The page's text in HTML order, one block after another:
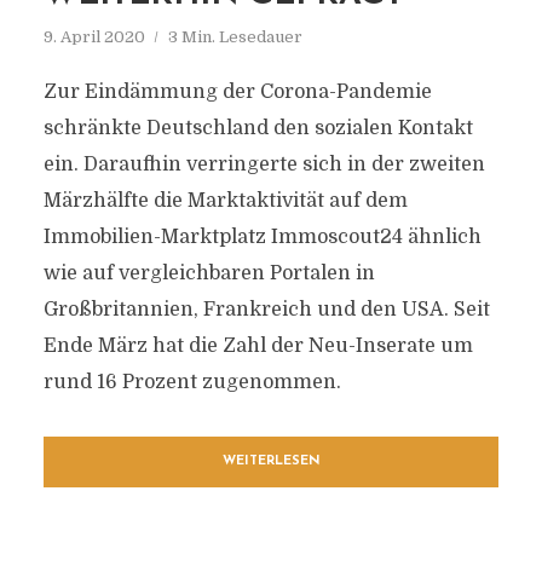
9. April 2020 3 Min. Lesedauer
Zur Eindämmung der Corona-Pandemie
schränkte Deutschland den sozialen Kontakt
ein. Daraufhin verringerte sich in der zweiten
Märzhälfte die Marktaktivität auf dem
Immobilien-Marktplatz Immoscout24 ähnlich
wie auf vergleichbaren Portalen in
Großbritannien, Frankreich und den USA. Seit
Ende März hat die Zahl der Neu-Inserate um
rund 16 Prozent zugenommen.
WEITERLESEN